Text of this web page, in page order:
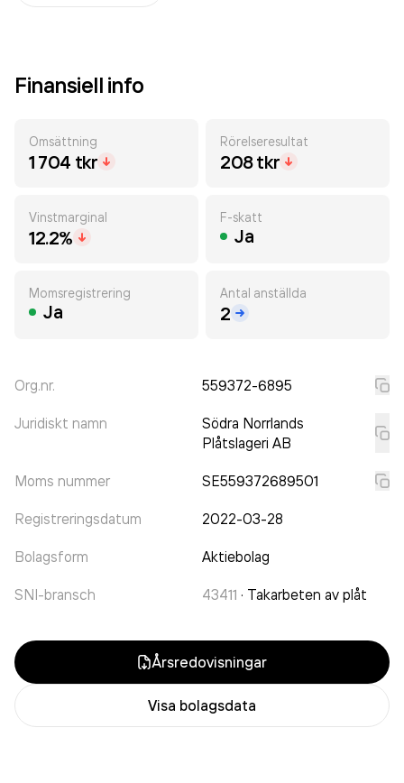
Finansiell info
Omsättning
1 704 tkr
Rörelseresultat
208 tkr
Vinstmarginal
12.2%
F-skatt
Ja
Momsregistrering
Ja
Antal anställda
2
Org.nr. 559372-6895
Juridiskt namn
Södra Norrlands
Plåtslageri AB
Moms nummer SE559372689501
Registreringsdatum 2022-03-28
Bolagsform Aktiebolag
SNI-bransch 43411 · Takarbeten av plåt
Årsredovisningar
Visa bolagsdata